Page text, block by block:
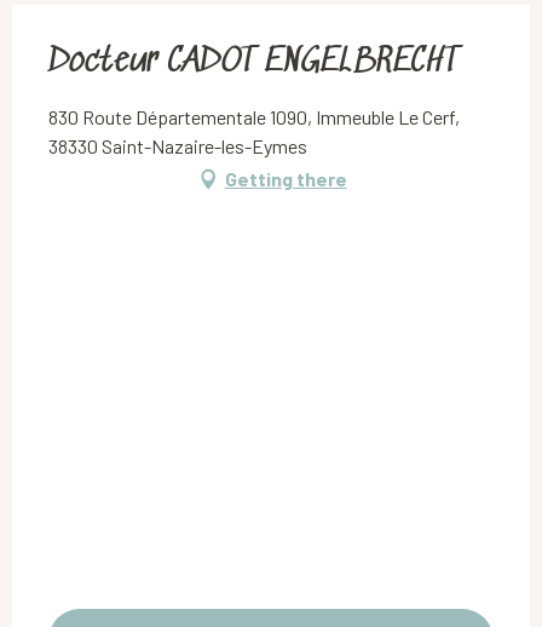
Docteur CADOT ENGELBRECHT
830 Route Départementale 1090, Immeuble Le Cerf,
38330 Saint-Nazaire-les-Eymes
Getting there